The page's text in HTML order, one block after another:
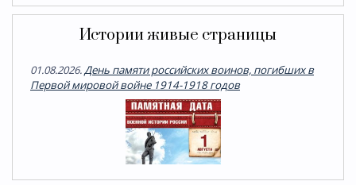
Истории живые страницы
01.08.2026.День памяти российских воинов, погибших в
Первой мировой войне 1914-1918 годов